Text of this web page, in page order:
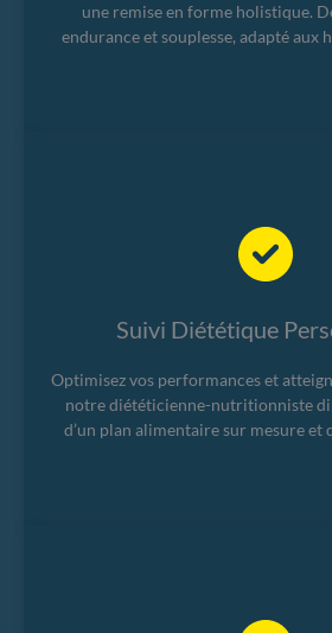
une remise en forme holistique.
endurance et souplesse, adapté aux
Suivi Diététique
Optimisez vos performances et
notre diététicienne-nutritionniste
d’un plan alimentaire sur mesure et